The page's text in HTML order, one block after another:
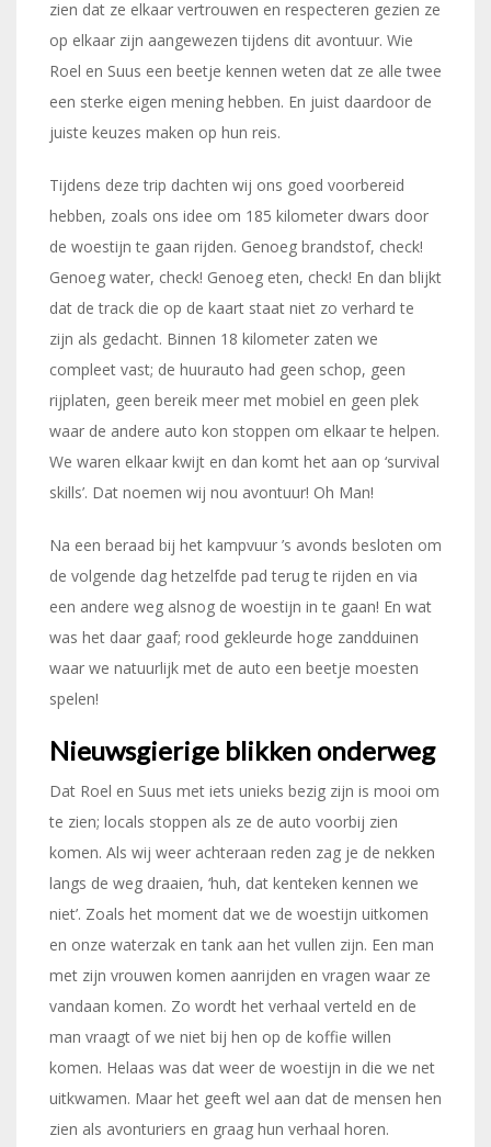
zien dat ze elkaar vertrouwen en respecteren gezien ze
op elkaar zijn aangewezen tijdens dit avontuur. Wie
Roel en Suus een beetje kennen weten dat ze alle twee
een sterke eigen mening hebben. En juist daardoor de
juiste keuzes maken op hun reis.
Tijdens deze trip dachten wij ons goed voorbereid
hebben, zoals ons idee om 185 kilometer dwars door
de woestijn te gaan rijden. Genoeg brandstof, check!
Genoeg water, check! Genoeg eten, check! En dan blijkt
dat de track die op de kaart staat niet zo verhard te
zijn als gedacht. Binnen 18 kilometer zaten we
compleet vast; de huurauto had geen schop, geen
rijplaten, geen bereik meer met mobiel en geen plek
waar de andere auto kon stoppen om elkaar te helpen.
We waren elkaar kwijt en dan komt het aan op ‘survival
skills’. Dat noemen wij nou avontuur! Oh Man!
Na een beraad bij het kampvuur ’s avonds besloten om
de volgende dag hetzelfde pad terug te rijden en via
een andere weg alsnog de woestijn in te gaan! En wat
was het daar gaaf; rood gekleurde hoge zandduinen
waar we natuurlijk met de auto een beetje moesten
spelen!
Nieuwsgierige blikken onderweg
Dat Roel en Suus met iets unieks bezig zijn is mooi om
te zien; locals stoppen als ze de auto voorbij zien
komen. Als wij weer achteraan reden zag je de nekken
langs de weg draaien, ‘huh, dat kenteken kennen we
niet’. Zoals het moment dat we de woestijn uitkomen
en onze waterzak en tank aan het vullen zijn. Een man
met zijn vrouwen komen aanrijden en vragen waar ze
vandaan komen. Zo wordt het verhaal verteld en de
man vraagt of we niet bij hen op de koffie willen
komen. Helaas was dat weer de woestijn in die we net
uitkwamen. Maar het geeft wel aan dat de mensen hen
zien als avonturiers en graag hun verhaal horen.